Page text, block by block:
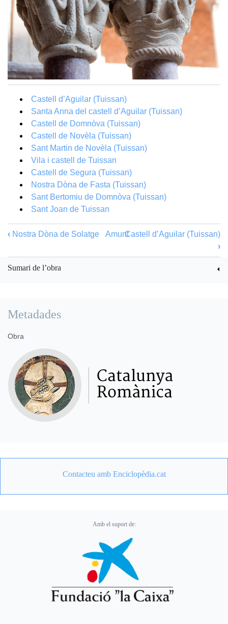
Castell d’Aguilar (Tuissan)
Santa Anna del castell d’Aguilar (Tuissan)
Castell de Domnòva (Tuissan)
Castell de Novèla (Tuissan)
Sant Martin de Novèla (Tuissan)
Vila i castell de Tuissan
Castell de Segura (Tuissan)
Nostra Dòna de Fasta (Tuissan)
Sant Bertomiu de Domnòva (Tuissan)
Sant Joan de Tuissan
‹ Nostra Dòna de Solatge AmuntCastell d’Aguilar (Tuissan)
›
Sumari de l’obra
Metadades
Obra
Contacteu amb Enciclopèdia.cat
Amb el suport de: